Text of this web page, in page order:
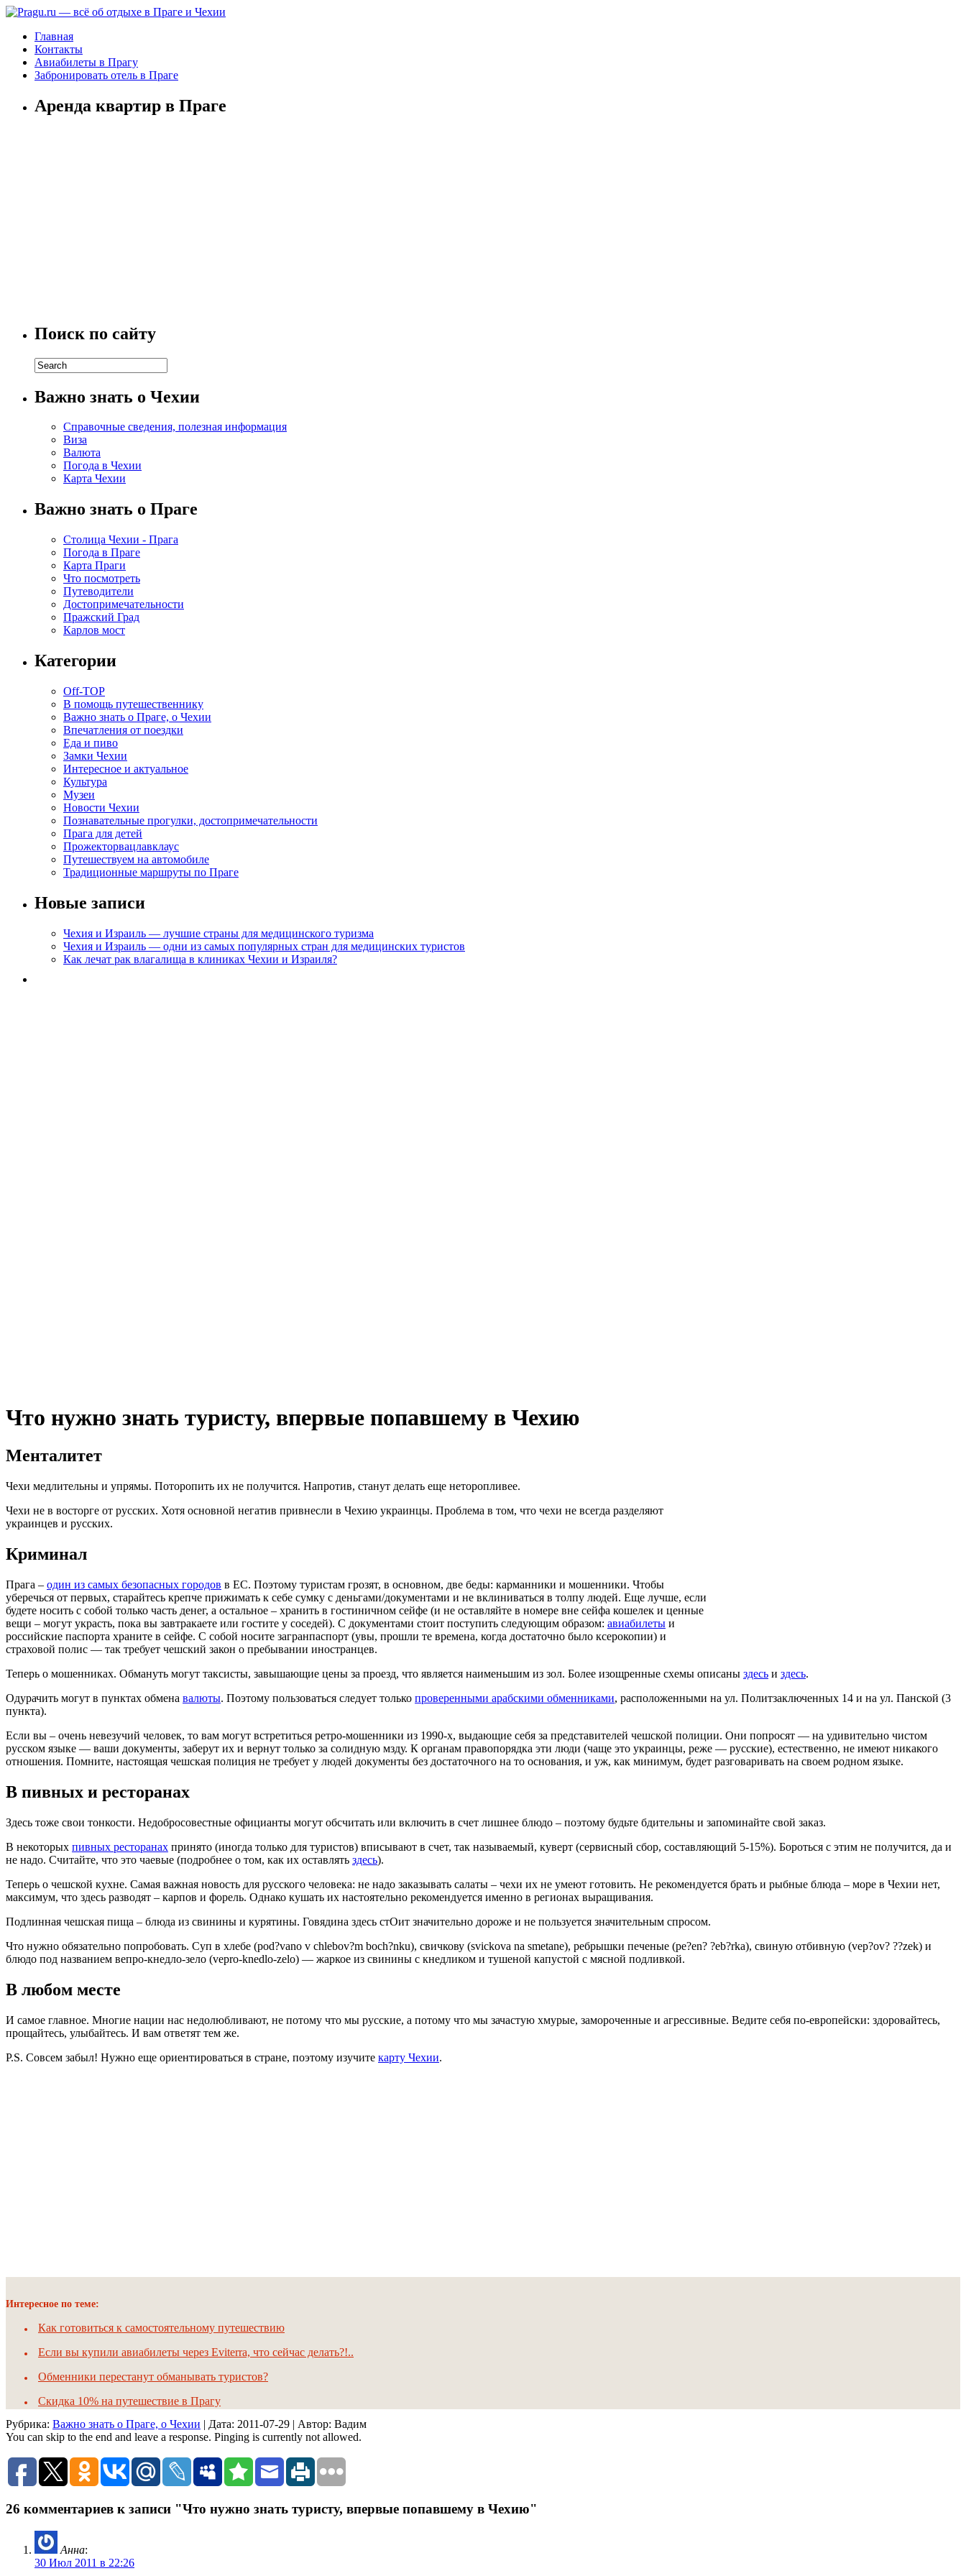
Главная
Контакты
Авиабилеты в Прагу
Забронировать отель в Праге
Аренда квартир в Праге
Поиск по сайту
Важно знать о Чехии
Справочные сведения, полезная информация
Виза
Валюта
Погода в Чехии
Карта Чехии
Важно знать о Праге
Столица Чехии - Прага
Погода в Праге
Карта Праги
Что посмотреть
Путеводители
Достопримечательности
Пражский Град
Карлов мост
Категории
Off-TOP
В помощь путешественнику
Важно знать о Праге, о Чехии
Впечатления от поездки
Еда и пиво
Замки Чехии
Интересное и актуальное
Культура
Музеи
Новости Чехии
Познавательные прогулки, достопримечательности
Прага для детей
Прожекторвацлавклаус
Путешествуем на автомобиле
Традиционные маршруты по Праге
Новые записи
Чехия и Израиль — лучшие страны для медицинского туризма
Чехия и Израиль — одни из самых популярных стран для медицинских туристов
Как лечат рак влагалища в клиниках Чехии и Израиля?
Что нужно знать туристу, впервые попавшему в Чехию
Менталитет
Чехи медлительны и упрямы. Поторопить их не получится. Напротив, станут делать еще неторопливее.
Чехи не в восторге от русских. Хотя основной негатив привнесли в Чехию украинцы. Проблема в том, что чехи не всегда разделяют
украинцев и русских.
Криминал
Прага – один из самых безопасных городов в ЕС. Поэтому туристам грозят, в основном, две беды: карманники и мошенники. Чтобы
уберечься от первых, старайтесь крепче прижимать к себе сумку с деньгами/документами и не вклиниваться в толпу людей. Еще лучше, если
будете носить с собой только часть денег, а остальное – хранить в гостиничном сейфе (и не оставляйте в номере вне сейфа кошелек и ценные
вещи – могут украсть, пока вы завтракаете или гостите у соседей). С документами стоит поступить следующим образом: авиабилеты и
российские паспорта храните в сейфе. С собой носите загранпаспорт (увы, прошли те времена, когда достаточно было ксерокопии) и
страховой полис — так требует чешский закон о пребывании иностранцев.
Теперь о мошенниках. Обмануть могут таксисты, завышающие цены за проезд, что является наименьшим из зол. Более изощренные схемы описаны здесь и здесь.
Одурачить могут в пунктах обмена валюты. Поэтому пользоваться следует только проверенными арабскими обменниками, расположенными на ул. Политзаключенных 14 и на ул. Панской (3
пункта).
Если вы – очень невезучий человек, то вам могут встретиться ретро-мошенники из 1990-х, выдающие себя за представителей чешской полиции. Они попросят — на удивительно чистом
русском языке — ваши документы, заберут их и вернут только за солидную мзду. К органам правопорядка эти люди (чаще это украинцы, реже — русские), естественно, не имеют никакого
отношения. Помните, настоящая чешская полиция не требует у людей документы без достаточного на то основания, и уж, как минимум, будет разговаривать на своем родном языке.
В пивных и ресторанах
Здесь тоже свои тонкости. Недобросовестные официанты могут обсчитать или включить в счет лишнее блюдо – поэтому будьте бдительны и запоминайте свой заказ.
В некоторых пивных ресторанах принято (иногда только для туристов) вписывают в счет, так называемый, куверт (сервисный сбор, составляющий 5-15%). Бороться с этим не получится, да и
не надо. Считайте, что это чаевые (подробнее о том, как их оставлять здесь).
Теперь о чешской кухне. Самая важная новость для русского человека: не надо заказывать салаты – чехи их не умеют готовить. Не рекомендуется брать и рыбные блюда – море в Чехии нет,
максимум, что здесь разводят – карпов и форель. Однако кушать их настоятельно рекомендуется именно в регионах выращивания.
Подлинная чешская пища – блюда из свинины и курятины. Говядина здесь стОит значительно дороже и не пользуется значительным спросом.
Что нужно обязательно попробовать. Суп в хлебе (pod?vano v chlebov?m boch?nku), свичкову (svickova na smetane), ребрышки печеные (pe?en? ?eb?rka), свиную отбивную (vep?ov? ??zek) и
блюдо под названием вепро-кнедло-зело (vepro-knedlo-zelo) — жаркое из свинины с кнедликом и тушеной капустой с мясной подливкой.
В любом месте
И самое главное. Многие нации нас недолюбливают, не потому что мы русские, а потому что мы зачастую хмурые, замороченные и агрессивные. Ведите себя по-европейски: здоровайтесь,
прощайтесь, улыбайтесь. И вам ответят тем же.
P.S. Совсем забыл! Нужно еще ориентироваться в стране, поэтому изучите карту Чехии.
Интересное по теме:
Как готовиться к самостоятельному путешествию
Если вы купили авиабилеты через Eviterra, что сейчас делать?!..
Обменники перестанут обманывать туристов?
Скидка 10% на путешествие в Прагу
Рубрика: Важно знать о Праге, о Чехии | Дата: 2011-07-29 | Автор: Вадим
You can skip to the end and leave a response. Pinging is currently not allowed.
26 комментариев к записи "Что нужно знать туристу, впервые попавшему в Чехию"
Анна:
30 Июл 2011 в 22:26